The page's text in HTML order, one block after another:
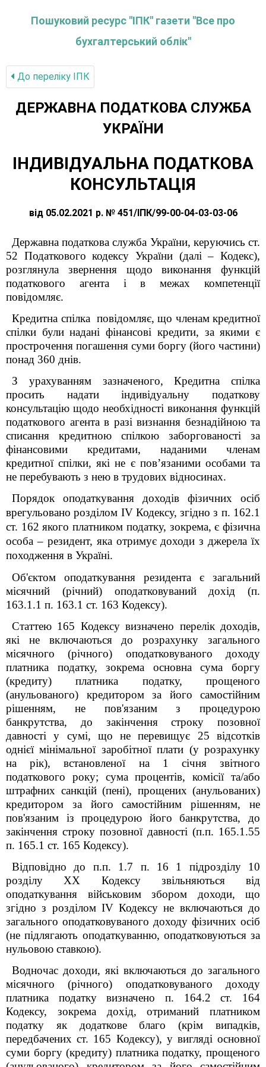
Пошуковий ресурс "ІПК" газети "Все про
бухгалтерський облік"
До переліку IПК
ДЕРЖАВНА ПОДАТКОВА СЛУЖБА
УКРАЇНИ
ІНДИВІДУАЛЬНА ПОДАТКОВА
КОНСУЛЬТАЦІЯ
від 05.02.2021 р. № 451/ІПК/99-00-04-03-03-06
Державна податкова служба України, керуючись ст.
52 Податкового кодексу України (далі – Кодекс),
розглянула звернення щодо виконання функцій
податкового агента і в межах компетенції
повідомляє.
Кредитна спілка повідомляє, що членам кредитної
спілки були надані фінансові кредити, за якими є
прострочення погашення суми боргу (його частини)
понад 360 днів.
З урахуванням зазначеного,Кредитна спілка
просить надати індивідуальну податкову
консультацію щодо необхідності виконання функцій
податкового агента в разі визнання безнадійною та
списання кредитною спілкою заборгованості за
фінансовими кредитами, наданими членам
кредитної спілки, які не є пов’язаними особами та
не перебувають з нею в трудових відносинах.
Порядок оподаткування доходів фізичних осіб
врегульовано розділом ІV Кодексу, згідно з п. 162.1
ст. 162 якого платником податку, зокрема, є фізична
особа – резидент, яка отримує доходи з джерела їх
походження в Україні.
Об'єктом оподаткування резидента є загальний
місячний (річний) оподатковуваний дохід (п.
163.1.1 п. 163.1 ст. 163 Кодексу).
Статтею 165 Кодексу визначено перелік доходів,
які не включаються до розрахунку загального
місячного (річного) оподатковуваного доходу
платника податку, зокрема основна сума боргу
(кредиту) платника податку, прощеного
(анульованого) кредитором за його самостійним
рішенням, не пов'язаним з процедурою
банкрутства, до закінчення строку позовної
давності у сумі, що не перевищує 25 відсотків
однієї мінімальної заробітної плати (у розрахунку
на рік), встановленої на 1 січня звітного
податкового року; сума процентів, комісії та/або
штрафних санкцій (пені), прощених (анульованих)
кредитором за його самостійним рішенням, не
пов'язаним із процедурою його банкрутства, до
закінчення строку позовної давності (п.п. 165.1.55
п. 165.1 ст. 165 Кодексу).
Відповідно до п.п. 1.7 п. 16 1 підрозділу 10
розділу XX Кодексу звільняються від
оподаткування військовим збором доходи, що
згідно з розділом IV Кодексу не включаються до
загального оподатковуваного доходу фізичних осіб
(не підлягають оподаткуванню, оподатковуються за
нульовою ставкою).
Водночас доходи, які включаються до загального
місячного (річного) оподатковуваного доходу
платника податку визначено п. 164.2 ст. 164
Кодексу, зокрема дохід, отриманий платником
податку як додаткове благо (крім випадків,
передбачених ст. 165 Кодексу), у вигляді основної
суми боргу (кредиту) платника податку, прощеного